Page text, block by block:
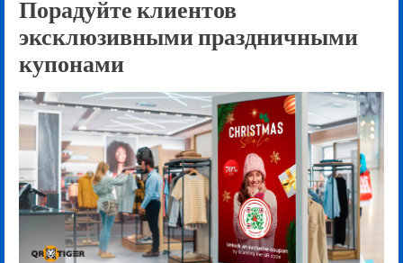
Порадуйте клиентов
эксклюзивными праздничными
купонами